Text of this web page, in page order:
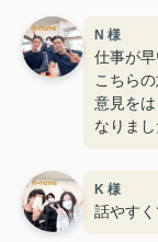
N 様
仕事が早
こちら
意見を
なりまし
K 様
話やす